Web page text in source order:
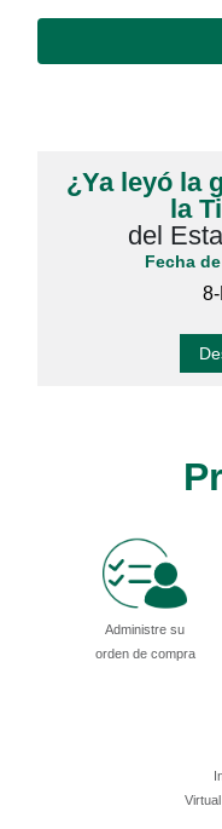
¿Ya leyó la
la
del
Fecha
Administre su
orden de compra